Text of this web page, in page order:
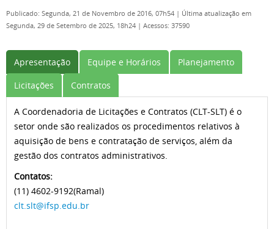
Publicado: Segunda, 21 de Novembro de 2016, 07h54 | Última atualização em
Segunda, 29 de Setembro de 2025, 18h24 | Acessos: 37590
Apresentação Equipe e Horários
Planejamento
Licitações
Contratos
A Coordenadoria de Licitações e Contratos (CLT-SLT) é o
setor onde são realizados os procedimentos relativos à
aquisição de bens e contratação de serviços, além da
gestão dos contratos administrativos.
Contatos:
(11) 4602-9192(Ramal)
clt.slt@ifsp.edu.br